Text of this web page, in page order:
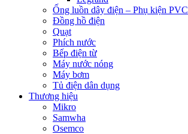
Ống luồn dây điện – Phụ kiện PVC
Đồng hồ điện
Quạt
Phích nước
Bếp điện từ
Máy nước nóng
Máy bơm
Tủ điện dân dụng
Thương hiệu
Mikro
Samwha
Osemco